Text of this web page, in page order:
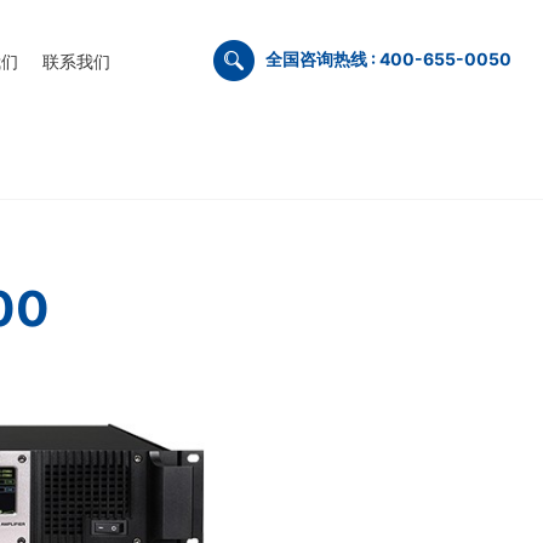
联系我们 全国咨询热线 : 400-655-0050